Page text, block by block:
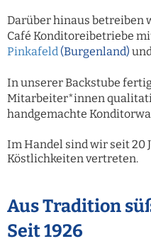
Darüber hinaus betreiben
Café Konditoreibetriebe
Pinkafeld (Burgenland)
In unserer Backstube
Mitarbeiter*innen
handgemachte
Im Handel sind wir seit 20
Köstlichkeiten vertreten.
Aus Tradition
Seit 1926